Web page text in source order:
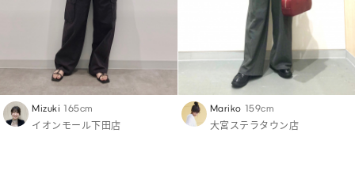
Mizuki 165cm
イオンモール下田店
Mariko 159cm
大宮ステラタウン店